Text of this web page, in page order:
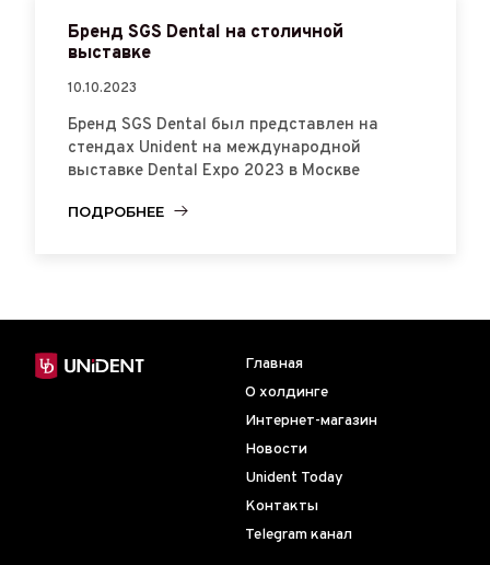
Бренд SGS Dental на столичной
выставке
10.10.2023
Бренд SGS Dental был представлен на
стендах Unident на международной
выставке Dental Expo 2023 в Москве
ПОДРОБНЕЕ
Главная
О холдинге
Интернет-магазин
Новости
Unident Today
Контакты
Telegram канал